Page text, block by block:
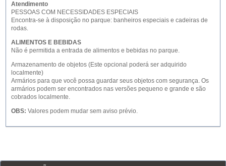
Atendimento
PESSOAS COM NECESSIDADES ESPECIAIS
Encontra-se à disposição no parque: banheiros especiais e cadeiras de
rodas.
ALIMENTOS E BEBIDAS
Não é permitida a entrada de alimentos e bebidas no parque.
Armazenamento de objetos (Este opcional poderá ser adquirido
localmente)
Armários para que você possa guardar seus objetos com segurança. Os
armários podem ser encontrados nas versões pequeno e grande e são
cobrados localmente.
OBS:Valores podem mudar sem aviso prévio.